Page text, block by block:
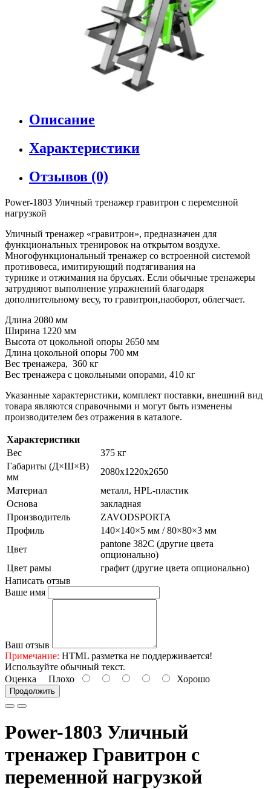
Описание
Характеристики
Отзывов (0)
Power-1803 Уличный тренажер гравитрон с переменной
нагрузкой
Уличный тренажер «гравитрон», предназначен для
функциональных тренировок на открытом воздухе.
Многофункциональный тренажер со встроенной системой
противовеса, имитирующий подтягивания на
турнике и отжимания на брусьях. Если обычные тренажеры
затрудняют выполнение упражнений благодаря
дополнительному весу, то гравитрон,наоборот, облегчает.
Длина 2080 мм
Ширина 1220 мм
Высота от цокольной опоры 2650 мм
Длина цокольной опоры 700 мм
Вес тренажера, 360 кг
Вес тренажера с цокольными опорами, 410 кг
Указанные характеристики, комплект поставки, внешний вид
товара являются справочными и могут быть изменены
производителем без отражения в каталоге.
Характеристики
Вес
375 кг
Габариты (Д×Ш×В)
мм
2080х1220х2650
Материал
металл, HPL-пластик
Основа
закладная
Производитель
ZAVODSPORTA
Профиль
140×140×5 мм / 80×80×3 мм
Цвет
pantone 382C (другие цвета
опционально)
Цвет рамы
графит (другие цвета опционально)
Написать отзыв
Ваше имя
Ваш отзыв
Примечание: HTML разметка не поддерживается!
Используйте обычный текст.
Оценка Плохо Хорошо
Продолжить
Power-1803 Уличный
тренажер Гравитрон с
переменной нагрузкой